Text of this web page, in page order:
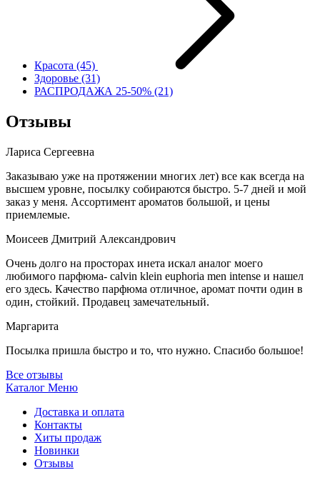
Красота (45)
Здоровье (31)
РАСПРОДАЖА 25-50% (21)
Отзывы
Лариса Сергеевна
Заказываю уже на протяжении многих лет) все как всегда на
высшем уровне, посылку собираются быстро. 5-7 дней и мой
заказ у меня. Ассортимент ароматов большой, и цены
приемлемые.
Моисеев Дмитрий Александрович
Очень долго на просторах инета искал аналог моего
любимого парфюма- calvin klein euphoria men intense и нашел
его здесь. Качество парфюма отличное, аромат почти один в
один, стойкий. Продавец замечательный.
Маргарита
Посылка пришла быстро и то, что нужно. Спасибо большое!
Все отзывы
Каталог Меню
Доставка и оплата
Контакты
Хиты продаж
Новинки
Отзывы